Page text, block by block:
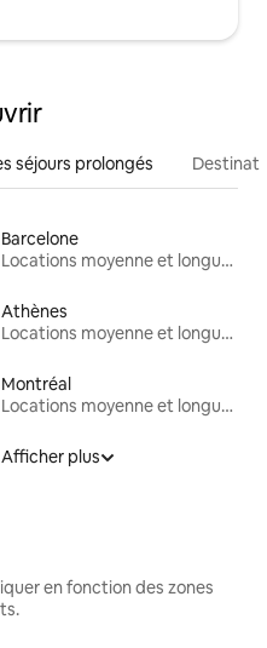
séjours prolongés
Barcelone
Locations moyenne et longue durée
Athènes
Locations moyenne et longue durée
Montréal
Locations moyenne et longue durée
Afficher plus
en fonction des zones